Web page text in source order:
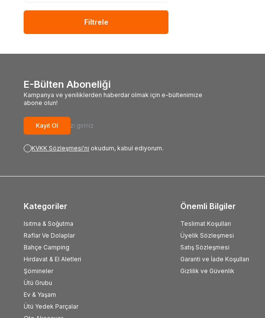
Filtrele
E-Bülten Aboneliği
Kampanya ve yeniliklerden haberdar olmak için e-bültenimize
abone olun!
Kayıt Ol
KVKK Sözleşmesi'ni okudum, kabul ediyorum.
Kategoriler
Isıtma & Soğutma
Raflar Ve Dolaplar
Bahçe Camping
Hırdavat & El Aletleri
Şömineler
Ütü Grubu
Ev & Yaşam
Ütü Yedek Parçalar
Önemli Bilgiler
Teslimat Koşulları
Üyelik Sözleşmesi
Satış Sözleşmesi
Garanti ve İade Koşulları
Gizlilik ve Güvenlik